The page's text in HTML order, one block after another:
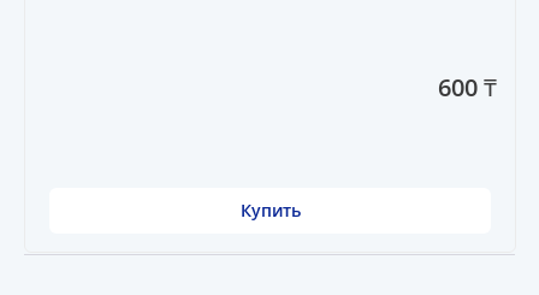
600 ₸
Купить